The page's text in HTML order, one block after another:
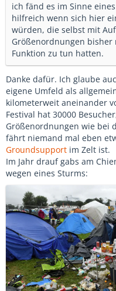
ich fänd es im Sinne
hilfreich wenn sich hier
würden, die selbst mit
Größenordnungen
Funktion zu tun hatten.
Danke dafür. Ich glaube
eigene Umfeld als
kilometerweit aneinander
Festival hat 30000
Größenordnungen wie bei
fährt niemand mal eben
Groundsupport im Zelt ist.
Im Jahr drauf gabs am
wegen eines Sturms: